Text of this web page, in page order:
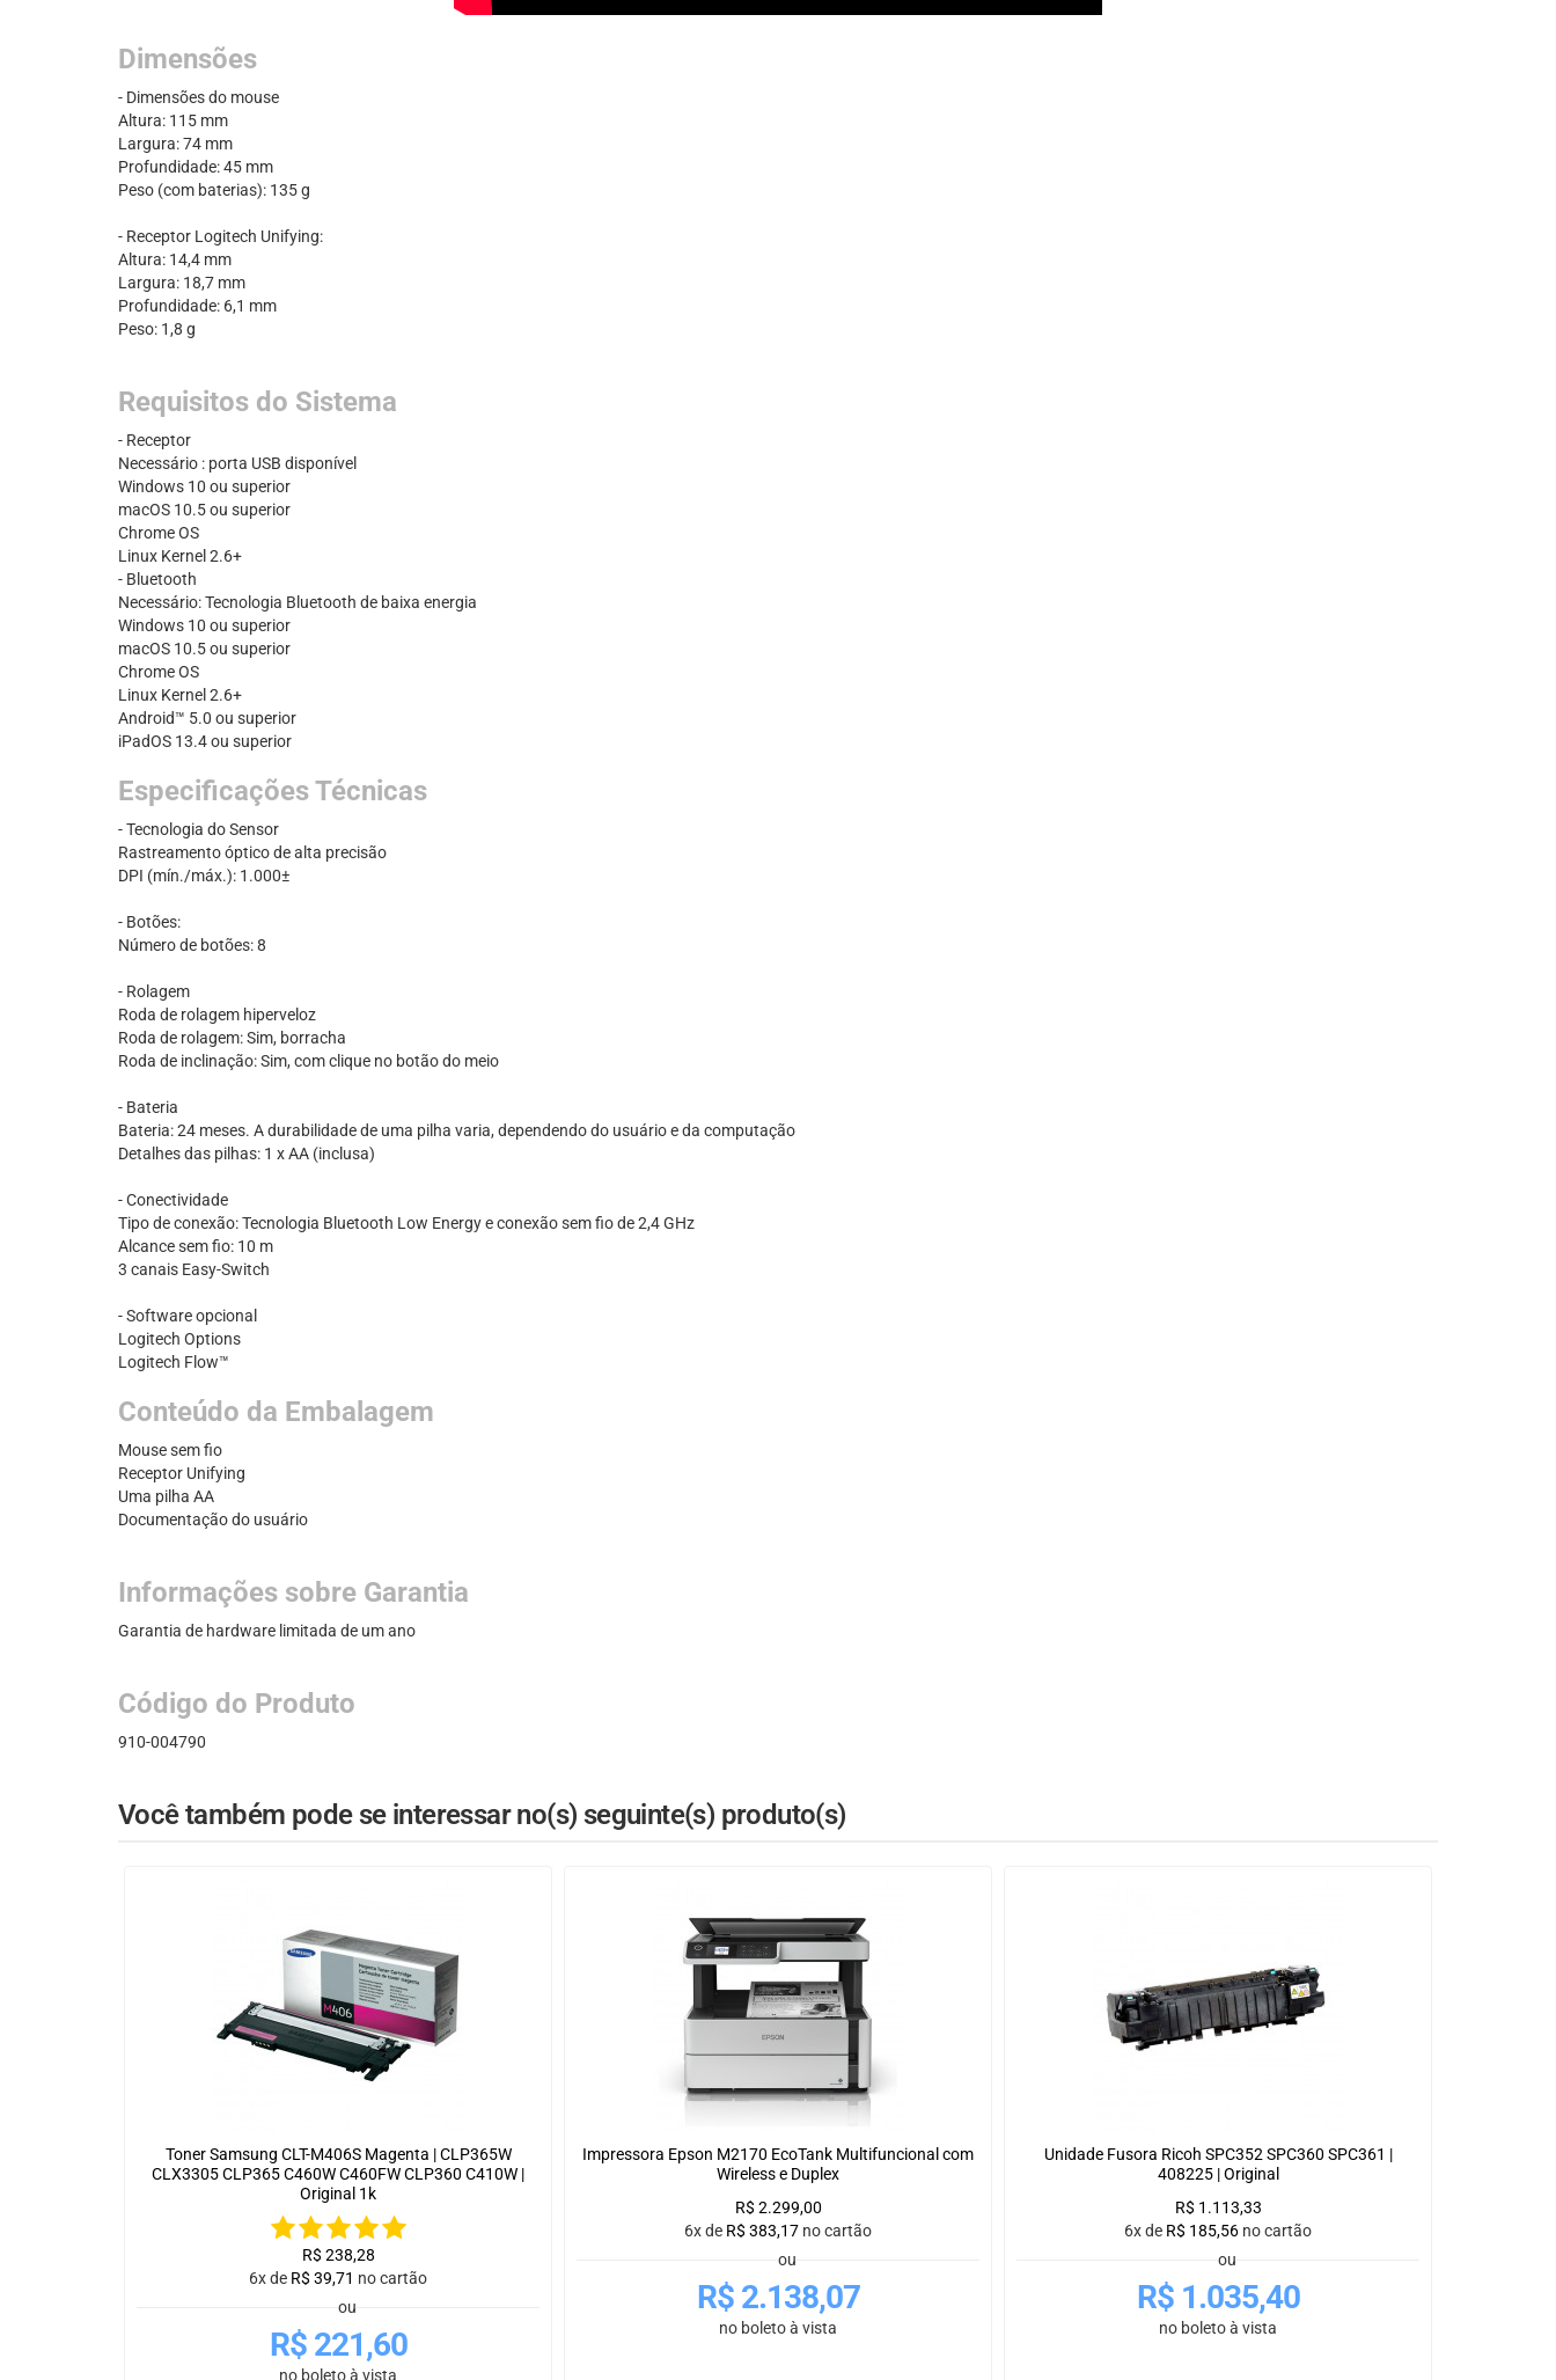
Dimensões
- Dimensões do mouse
Altura: 115 mm
Largura: 74 mm
Profundidade: 45 mm
Peso (com baterias): 135 g
- Receptor Logitech Unifying:
Altura: 14,4 mm
Largura: 18,7 mm
Profundidade: 6,1 mm
Peso: 1,8 g
Requisitos do Sistema
- Receptor
Necessário : porta USB disponível
Windows 10 ou superior
macOS 10.5 ou superior
Chrome OS
Linux Kernel 2.6+
- Bluetooth
Necessário: Tecnologia Bluetooth de baixa energia
Windows 10 ou superior
macOS 10.5 ou superior
Chrome OS
Linux Kernel 2.6+
Android™ 5.0 ou superior
iPadOS 13.4 ou superior
Especificações Técnicas
- Tecnologia do Sensor
Rastreamento óptico de alta precisão
DPI (mín./máx.): 1.000±
- Botões:
Número de botões: 8
- Rolagem
Roda de rolagem hiperveloz
Roda de rolagem: Sim, borracha
Roda de inclinação: Sim, com clique no botão do meio
- Bateria
Bateria: 24 meses. A durabilidade de uma pilha varia, dependendo do usuário e da computação
Detalhes das pilhas: 1 x AA (inclusa)
- Conectividade
Tipo de conexão: Tecnologia Bluetooth Low Energy e conexão sem fio de 2,4 GHz
Alcance sem fio: 10 m
3 canais Easy-Switch
- Software opcional
Logitech Options
Logitech Flow™
Conteúdo da Embalagem
Mouse sem fio
Receptor Unifying
Uma pilha AA
Documentação do usuário
Informações sobre Garantia
Garantia de hardware limitada de um ano
Código do Produto
910-004790
Você também pode se interessar no(s) seguinte(s) produto(s)
Toner Samsung CLT-M406S Magenta | CLP365W
CLX3305 CLP365 C460W C460FW CLP360 C410W |
Original 1k
R$ 238,28
6x de R$ 39,71 no cartão
ou
R$221,60
no boleto à vista
Impressora Epson M2170 EcoTank Multifuncional com
Wireless e Duplex
R$ 2.299,00
6x de R$ 383,17 no cartão
ou
R$2.138,07
no boleto à vista
Unidade Fusora Ricoh SPC352 SPC360 SPC361 |
408225 | Original
R$ 1.113,33
6x de R$ 185,56 no cartão
ou
R$1.035,40
no boleto à vista